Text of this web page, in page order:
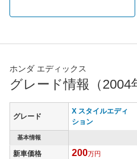
ホンダ エディックス
グレード情報（2004
グレード
X スタイルエディ
ション
基本情報
新車価格 200万円